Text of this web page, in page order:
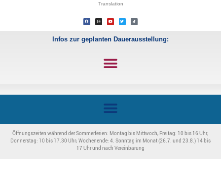
Translation
Infos zur geplanten Dauerausstellung:
Öffnungszeiten während der Sommerferien: Montag bis Mittwoch, Freitag: 10 bis 16 Uhr;
Donnerstag: 10 bis 17.30 Uhr; Wochenende: 4. Sonntag im Monat (26.7. und 23.8.) 14 bis
17 Uhr und nach Vereinbarung